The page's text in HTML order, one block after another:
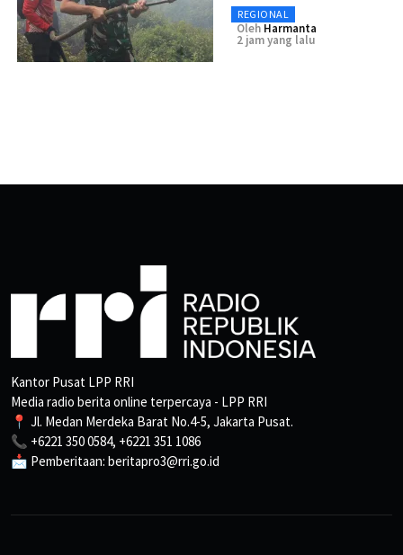
REGIONAL
Oleh Harmanta
2 jam yang lalu
Kantor Pusat LPP RRI
Media radio berita online terpercaya - LPP RRI
📍 Jl. Medan Merdeka Barat No.4-5, Jakarta Pusat.
📞 +6221 350 0584, +6221 351 1086
📩 Pemberitaan: beritapro3@rri.go.id